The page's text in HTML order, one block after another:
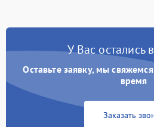
У Вас остались
Оставьте заявку, мы
время
Заказать